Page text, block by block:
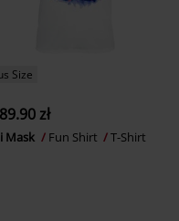
Size
89.90 zł
Mask Fun Shirt T-Shirt